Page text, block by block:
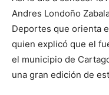
Andres Londoño
Deportes que orienta
quien explicó que el
el municipio de
una gran edición de